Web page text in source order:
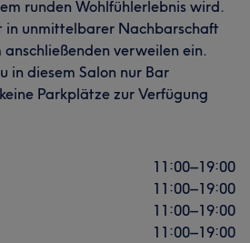
runden Wohlfühlerlebnis wird.
in unmittelbarer Nachbarschaft
anschließenden verweilen ein.
in diesem Salon nur Bar
Parkplätze zur Verfügung
11:00–19:00
11:00–19:00
11:00–19:00
11:00–19:00